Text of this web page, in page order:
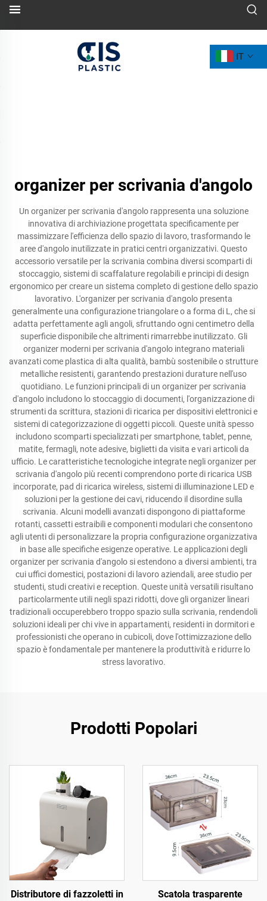
IT
organizer per scrivania d'angolo
Un organizer per scrivania d'angolo rappresenta una soluzione
innovativa di archiviazione progettata specificamente per
massimizzare l'efficienza dello spazio di lavoro, trasformando le
aree d'angolo inutilizzate in pratici centri organizzativi. Questo
accessorio versatile per la scrivania combina diversi scomparti di
stoccaggio, sistemi di scaffalature regolabili e principi di design
ergonomico per creare un sistema completo di gestione dello spazio
lavorativo. L'organizer per scrivania d'angolo presenta
generalmente una configurazione triangolare o a forma di L, che si
adatta perfettamente agli angoli, sfruttando ogni centimetro della
superficie disponibile che altrimenti rimarrebbe inutilizzato. Gli
organizer moderni per scrivania d'angolo integrano materiali
avanzati come plastica di alta qualità, bambù sostenibile o strutture
metalliche resistenti, garantendo prestazioni durature nell'uso
quotidiano. Le funzioni principali di un organizer per scrivania
d'angolo includono lo stoccaggio di documenti, l'organizzazione di
strumenti da scrittura, stazioni di ricarica per dispositivi elettronici e
sistemi di categorizzazione di oggetti piccoli. Queste unità spesso
includono scomparti specializzati per smartphone, tablet, penne,
matite, fermagli, note adesive, biglietti da visita e vari articoli da
ufficio. Le caratteristiche tecnologiche integrate negli organizer per
scrivania d'angolo più recenti comprendono porte di ricarica USB
incorporate, pad di ricarica wireless, sistemi di illuminazione LED e
soluzioni per la gestione dei cavi, riducendo il disordine sulla
scrivania. Alcuni modelli avanzati dispongono di piattaforme
rotanti, cassetti estraibili e componenti modulari che consentono
agli utenti di personalizzare la propria configurazione organizzativa
in base alle specifiche esigenze operative. Le applicazioni degli
organizer per scrivania d'angolo si estendono a diversi ambienti, tra
cui uffici domestici, postazioni di lavoro aziendali, aree studio per
studenti, studi creativi e reception. Queste unità versatili risultano
particolarmente utili negli spazi ridotti, dove gli organizer lineari
tradizionali occuperebbero troppo spazio sulla scrivania, rendendoli
soluzioni ideali per chi vive in appartamenti, residenti in dormitori e
professionisti che operano in cubicoli, dove l'ottimizzazione dello
spazio è fondamentale per mantenere la produttività e ridurre lo
stress lavorativo.
Prodotti Popolari
Distributore di fazzoletti in
Scatola trasparente